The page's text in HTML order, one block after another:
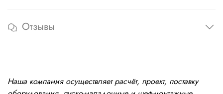
Отзывы
Наша компания осуществляет расчёт, проект, поставку